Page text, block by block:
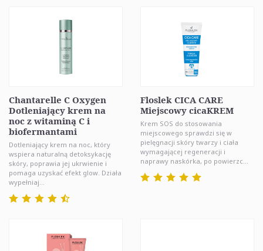
Chantarelle C Oxygen
Dotleniający krem na
noc z witaminą C i
biofermantami
Dotleniający krem na noc, który
wspiera naturalną detoksykację
skóry, poprawia jej ukrwienie i
pomaga uzyskać efekt glow. Działa
wypełniaj...
Floslek CICA CARE
Miejscowy cicaKREM
Krem SOS do stosowania
miejscowego sprawdzi się w
pielęgnacji skóry twarzy i ciała
wymagającej regeneracji i
naprawy naskórka, po powierzc...